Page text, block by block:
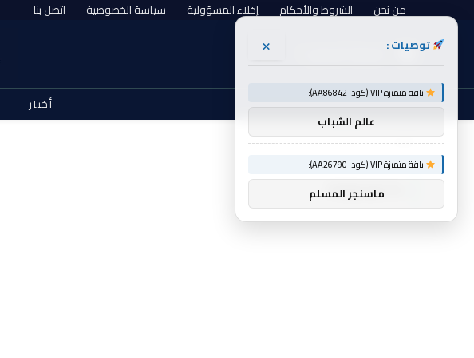
من نحن الشروط والأحكام إخلاء المسؤولية سياسة الخصوصية اتصل بنا
أخبار
الرئيسية »
Podcasts
PODCASTS
توصيات : ×
باقة متميزة VIP (كود: AA86842):
عالم الشباب
باقة متميزة VIP (كود: AA26790):
ماسنجر المسلم